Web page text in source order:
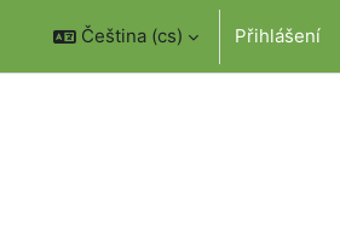
Čeština ‎(cs)‎ Přihlášení